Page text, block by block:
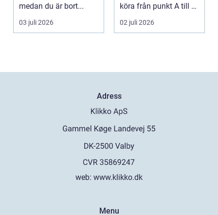
medan du är bort...
03 juli 2026
köra från punkt A till B.
Bakom varj...
02 juli 2026
Adress
web: www.klikko.dk
Menu